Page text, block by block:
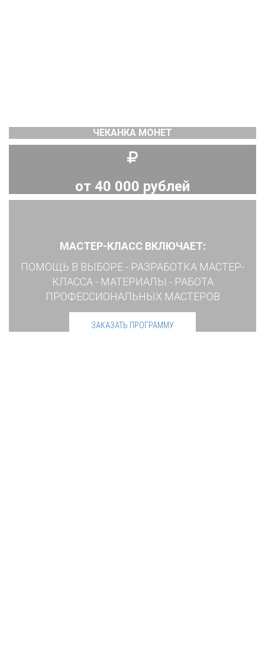
ЧЕКАНКА МОНЕТ
от 40 000 рублей
МАСТЕР-КЛАСС ВКЛЮЧАЕТ:
ПОМОЩЬ В ВЫБОРЕ - РАЗРАБОТКА МАСТЕР-
КЛАССА - МАТЕРИАЛЫ - РАБОТА
ПРОФЕССИОНАЛЬНЫХ МАСТЕРОВ
ЗАКАЗАТЬ ПРОГРАММУ